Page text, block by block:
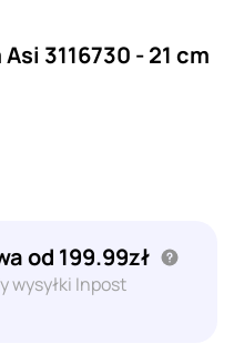
3116730 - 21 cm
od 199.99zł
wysyłki Inpost